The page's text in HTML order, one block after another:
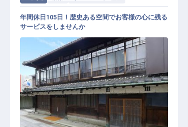
宿泊施設スタッフ
年間休日105日！歴史ある空間でお客様の心に残る
サービスをしませんか